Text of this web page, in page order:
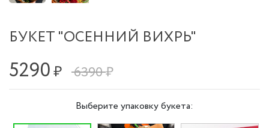
БУКЕТ "ОСЕННИЙ ВИХРЬ"
5290₽ 6390 ₽
Выберите упаковку букета: